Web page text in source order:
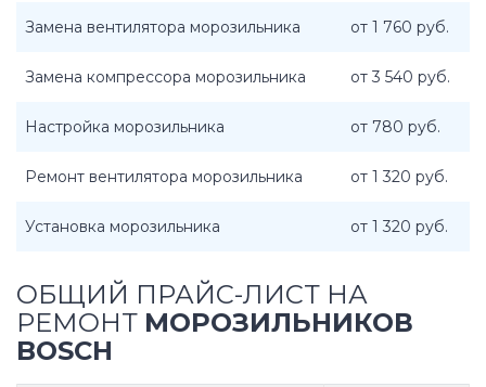
Замена вентилятора морозильника от 1 760 руб.
Замена компрессора морозильника от 3 540 руб.
Настройка морозильника от 780 руб.
Ремонт вентилятора морозильника от 1 320 руб.
Установка морозильника от 1 320 руб.
ОБЩИЙ ПРАЙС-ЛИСТ НА
РЕМОНТ МОРОЗИЛЬНИКОВ
BOSCH